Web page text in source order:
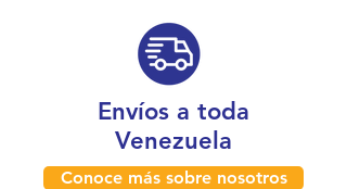
Envíos a toda
Venezuela
Conoce más sobre nosotros